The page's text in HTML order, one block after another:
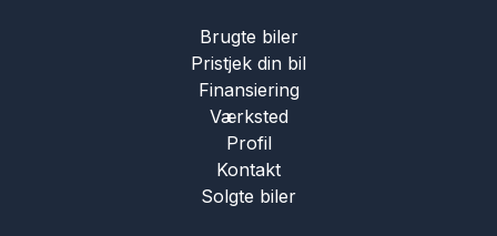
Brugte biler
Pristjek din bil
Finansiering
Værksted
Profil
Kontakt
Solgte biler